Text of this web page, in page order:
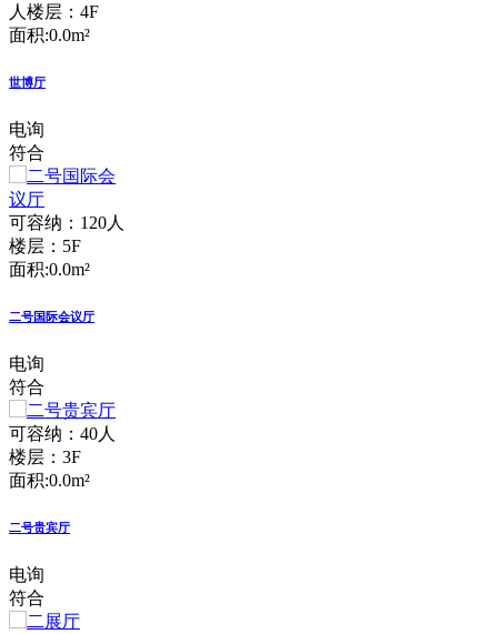
人楼层：4F
面积:0.0m²
世博厅
电询
符合
可容纳：120人
楼层：5F
面积:0.0m²
二号国际会议厅
电询
符合
可容纳：40人
楼层：3F
面积:0.0m²
二号贵宾厅
电询
符合